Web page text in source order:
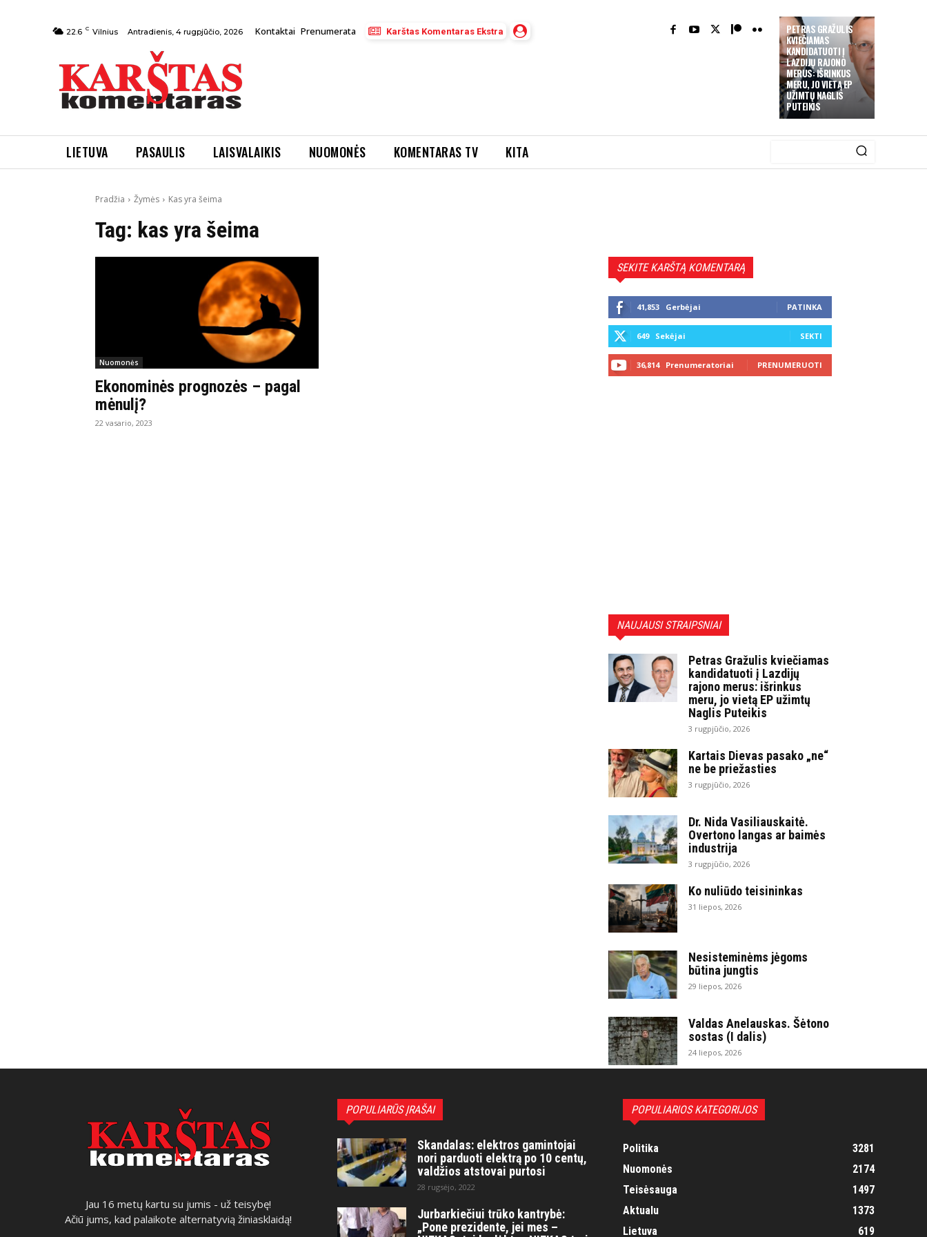
PETRAS GRAŽULIS
KVIEČIAMAS
KANDIDATUOTI Į
LAZDIJŲ RAJONO
MERUS: IŠRINKUS
MERU, JO VIETĄ EP
UŽIMTŲ NAGLIS
PUTEIKIS
22.6 C Vilnius Antradienis, 4 rugpjūčio, 2026 Kontaktai Prenumerata Karštas Komentaras Ekstra
LIETUVA PASAULIS LAISVALAIKIS NUOMONĖS KOMENTARAS TV KITA
Pradžia Žymės Kas yra šeima
Tag: kas yra šeima
Nuomonės
Ekonominės prognozės – pagal
mėnulį?
22 vasario, 2023
SEKITE KARŠTĄ KOMENTARĄ
41,853 Gerbėjai PATINKA
649 Sekėjai SEKTI
36,814 Prenumeratoriai PRENUMERUOTI
NAUJAUSI STRAIPSNIAI
Petras Gražulis kviečiamas
kandidatuoti į Lazdijų
rajono merus: išrinkus
meru, jo vietą EP užimtų
Naglis Puteikis
3 rugpjūčio, 2026
Kartais Dievas pasako „ne“
ne be priežasties
3 rugpjūčio, 2026
Dr. Nida Vasiliauskaitė.
Overtono langas ar baimės
industrija
3 rugpjūčio, 2026
Ko nuliūdo teisininkas
31 liepos, 2026
Nesisteminėms jėgoms
būtina jungtis
29 liepos, 2026
Valdas Anelauskas. Šėtono
sostas (I dalis)
24 liepos, 2026
Jau 16 metų kartu su jumis - už teisybę!
Ačiū jums, kad palaikote alternatyvią žiniasklaidą!
POPULIARŪS ĮRAŠAI
Skandalas: elektros gamintojai
nori parduoti elektrą po 10 centų,
valdžios atstovai purtosi
28 rugsėjo, 2022
Jurbarkiečiui trūko kantrybė:
„Pone prezidente, jei mes –
POPULIARIOS KATEGORIJOS
Politika
3281
Nuomonės
2174
Teisėsauga
1497
Aktualu
1373
Lietuva
619